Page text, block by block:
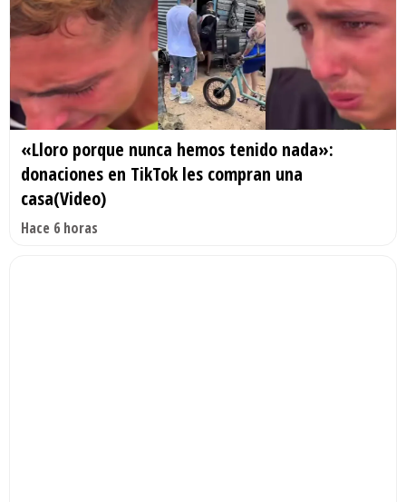
«Lloro porque nunca hemos tenido nada»:
donaciones en TikTok les compran una
casa(Video)
Hace 6 horas